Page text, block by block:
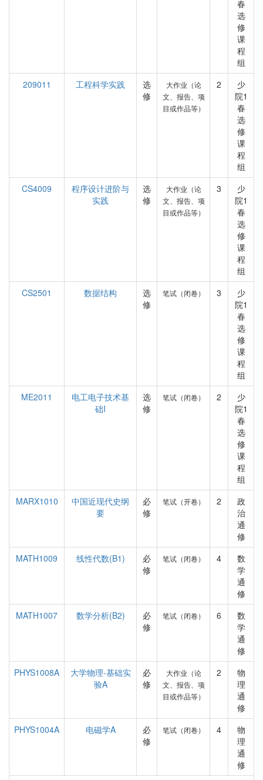
春
选
修
课
程
组
209011
工程科学实践
选
修
大作业（论
文、报告、项
目或作品等）
2
少
院1
春
选
修
课
程
组
CS4009
程序设计进阶与
实践
选
修
大作业（论
文、报告、项
目或作品等）
3
少
院1
春
选
修
课
程
组
CS2501
数据结构
选
修
笔试（闭卷） 3
少
院1
春
选
修
课
程
组
ME2011
电工电子技术基
础I
选
修
笔试（闭卷） 2
少
院1
春
选
修
课
程
组
MARX1010
中国近现代史纲
要
必
修
笔试（开卷） 2
政
治
通
修
MATH1009
线性代数(B1)
必
修
笔试（闭卷） 4
数
学
通
修
MATH1007
数学分析(B2)
必
修
笔试（闭卷） 6
数
学
通
修
PHYS1008A
大学物理-基础实
验A
必
修
大作业（论
文、报告、项
目或作品等）
2
物
理
通
修
PHYS1004A
电磁学A
必
修
笔试（闭卷） 4
物
理
通
修